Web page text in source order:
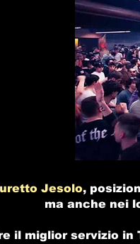
Jesolo,
ma anche nei
il miglior servizio